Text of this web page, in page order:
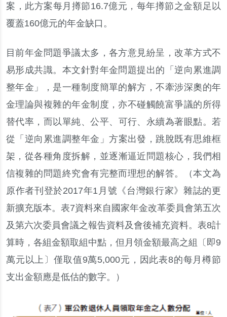
案 ， 此方案每月撙節16.7億元 ， 每年撙節之金額足以
覆蓋160億元的年金缺口 。
目前年金問題爭議太多 ，各方意見紛呈 ， 改革方式不
易形成共識。 本文針對年金問題提出的 「逆向累進調
整年金 」， 是一種制度簡單的解方 ，不牽涉深奧的年
金理論與複雜的年金制度 ，亦不碰觸饒富爭議的所得
替代率 ， 而以單純、公平、 可行、 永續為著眼點。 若
從 「 逆向累進調整年金 」方案出發 ， 跳脫既有思維框
架 ， 從各種角度拆解 ， 並逐漸逼近問題核心 ，我們相
信複雜的問題終究會有完整而理想的解答。 （本文為
原作者刊登於2017年1 月號 《台灣銀行家》雜誌的更
新擴充版本。 表7資料來自國家年金改革委員會第五次
及第六次委員會議之報告資料及會後補充資料。 表8計
算時 ， 各組金額取組中點 ， 但月領金額最高之組 〔 即9
萬元以上 〕僅取值9萬5,000元 ， 因此表8的每月樽節
支出金額應是低估的數字。）